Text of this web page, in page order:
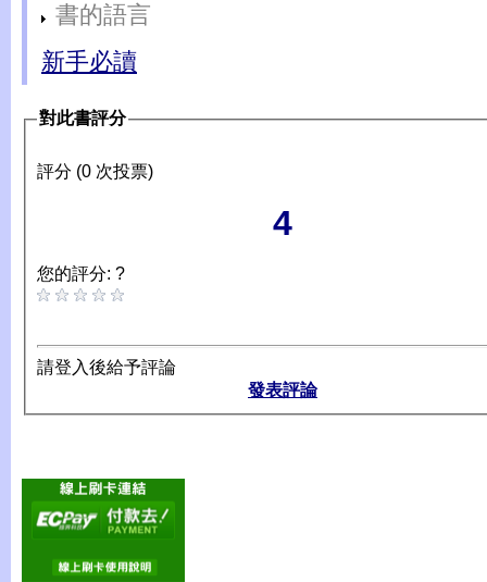
書的語言
新手必讀
對此書評分
評分 (0 次投票)
4
您的評分: ?
請登入後給予評論
發表評論